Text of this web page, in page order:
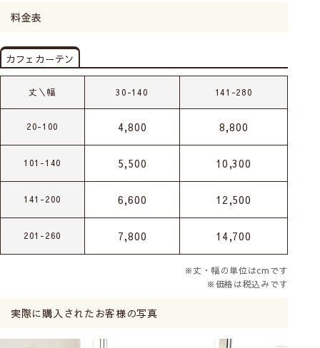
料金表
カフェカーテン
丈＼幅 30-140 141-280
20-100 4,800 8,800
101-140 5,500 10,300
141-200 6,600 12,500
201-260 7,800 14,700
※丈・幅の単位はcmです
※価格は税込みです
実際に購入されたお客様の写真